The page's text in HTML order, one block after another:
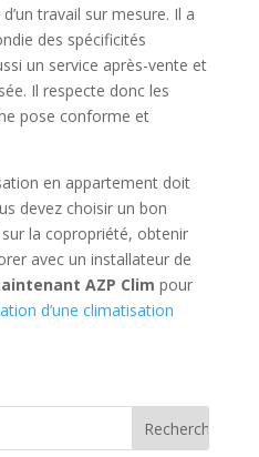
travail sur mesure. Il a
des spécificités
un service après-vente et
Il respecte donc les
pose conforme et
en appartement doit
devez choisir un bon
la copropriété, obtenir
avec un installateur de
AZP Clim pour
d’une climatisation